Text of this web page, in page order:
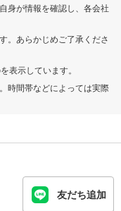
身が情報を確認し、各会社
。あらかじめご了承くださ
表示しています。
時間帯などによっては実際
友だち追加